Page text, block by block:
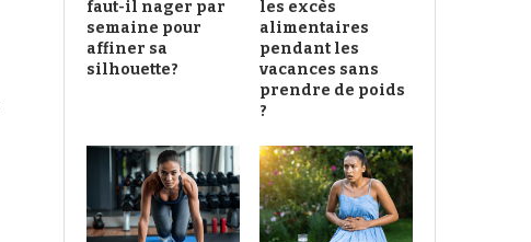
faut-il nager par
semaine pour
affiner sa
silhouette?
les excès
alimentaires
pendant les
vacances sans
prendre de poids
?